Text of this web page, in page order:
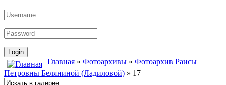
Главная » Фотоархивы » Фотоархив Раисы
Петровны Беляниной (Ладиловой) » 17